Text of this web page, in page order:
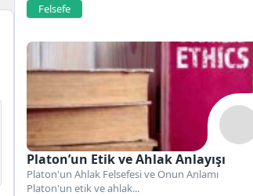
Felsefe
Platon’un Etik ve Ahlak Anlayışı
Platon'un Ahlak Felsefesi ve Onun Anlamı
Platon'un etik ve ahlak...